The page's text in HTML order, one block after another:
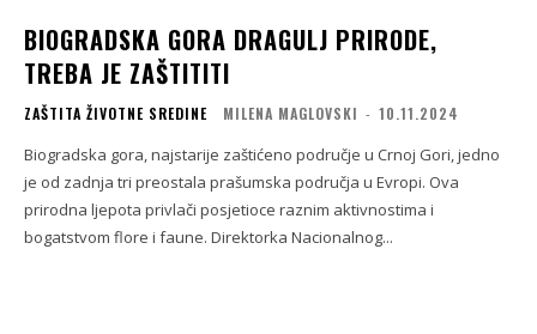
BIOGRADSKA GORA DRAGULJ PRIRODE,
TREBA JE ZAŠTITITI
ZAŠTITA ŽIVOTNE SREDINE MILENA MAGLOVSKI - 10.11.2024
Biogradska gora, najstarije zaštićeno područje u Crnoj Gori, jedno
je od zadnja tri preostala prašumska područja u Evropi. Ova
prirodna ljepota privlači posjetioce raznim aktivnostima i
bogatstvom flore i faune. Direktorka Nacionalnog...